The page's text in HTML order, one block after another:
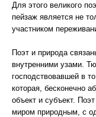
Для этого великого
пейзаж является не
участником
Поэт и природа
внутренними узами.
господствовавшей в
которая, бесконечно
объект и субъект.
миром природным, с